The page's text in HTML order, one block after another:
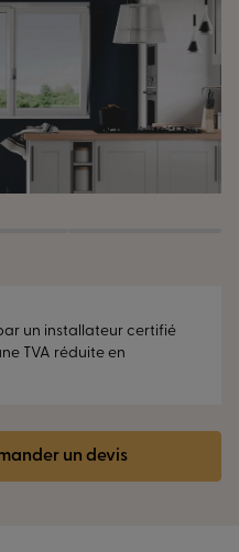
un installateur certifié
TVA réduite en
un devis